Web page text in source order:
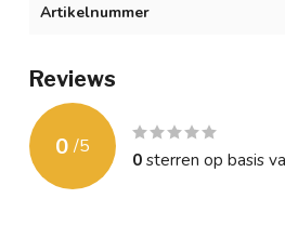
Artikelnummer
Reviews
0 /5
0sterren op basis